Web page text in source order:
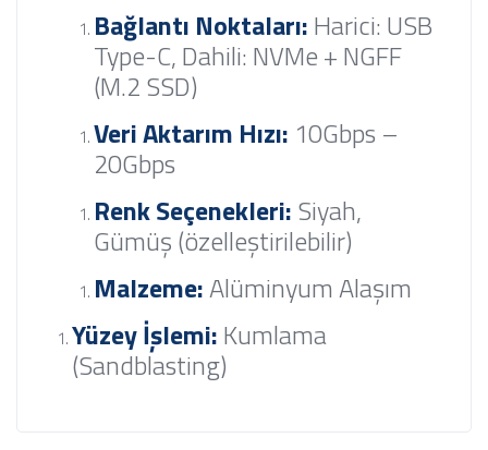
Bağlantı Noktaları:Harici: USB
Type-C, Dahili: NVMe + NGFF
(M.2 SSD)
Veri Aktarım Hızı: 10Gbps –
20Gbps
Renk Seçenekleri:Siyah,
Gümüş (özelleştirilebilir)
Malzeme:Alüminyum Alaşım
Yüzey İşlemi:Kumlama
(Sandblasting)